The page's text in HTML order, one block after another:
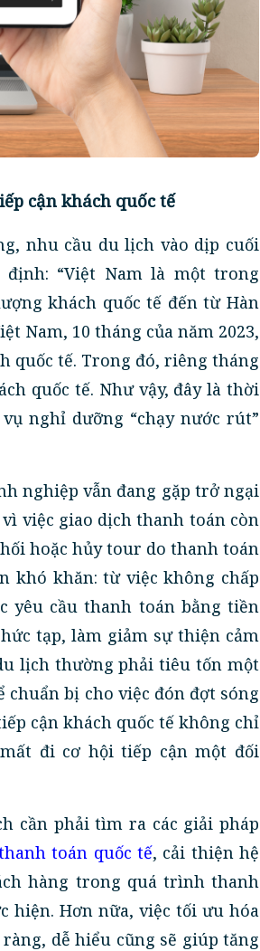
cận khách quốc tế
nhu cầu du lịch vào dịp cuối
“Việt Nam là một trong
khách quốc tế đến từ Hàn
Nam, 10 tháng của năm 2023,
quốc tế. Trong đó, riêng tháng
quốc tế. Như vậy, đây là thời
nghỉ dưỡng “chạy nước rút”
nghiệp vẫn đang gặp trở ngại
việc giao dịch thanh toán còn
hoặc hủy tour do thanh toán
khó khăn: từ việc không chấp
yêu cầu thanh toán bằng tiền
tạp, làm giảm sự thiện cảm
lịch thường phải tiêu tốn một
bị cho việc đón đợt sóng
cận khách quốc tế không chỉ
đi cơ hội tiếp cận một đối
cần phải tìm ra các giải pháp
toán quốc tế, cải thiện hệ
hàng trong quá trình thanh
hiện. Hơn nữa, việc tối ưu hóa
dễ hiểu cũng sẽ giúp tăng